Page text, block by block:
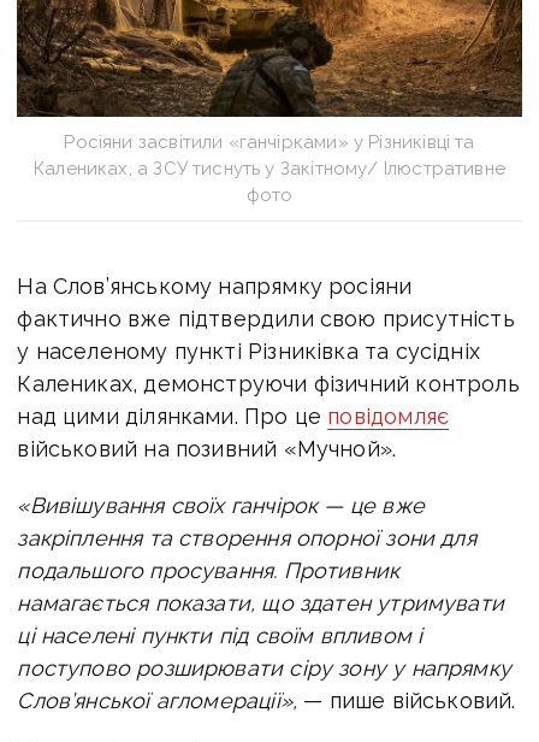
Росіяни засвітили «ганчірками» у Різниківці та
Калениках, а ЗСУ тиснуть у Закітному/ Ілюстративне
фото
На Слов’янському напрямку росіяни
фактично вже підтвердили свою присутність
у населеному пункті Різниківка та сусідніх
Калениках, демонструючи фізичний контроль
над цими ділянками. Про це повідомляє
військовий на позивний «Мучной».
«Вивішування своїх ганчірок — це вже
закріплення та створення опорної зони для
подальшого просування. Противник
намагається показати, що здатен утримувати
ці населені пункти під своїм впливом і
поступово розширювати сіру зону у напрямку
Слов’янської агломерації», — пише військовий.